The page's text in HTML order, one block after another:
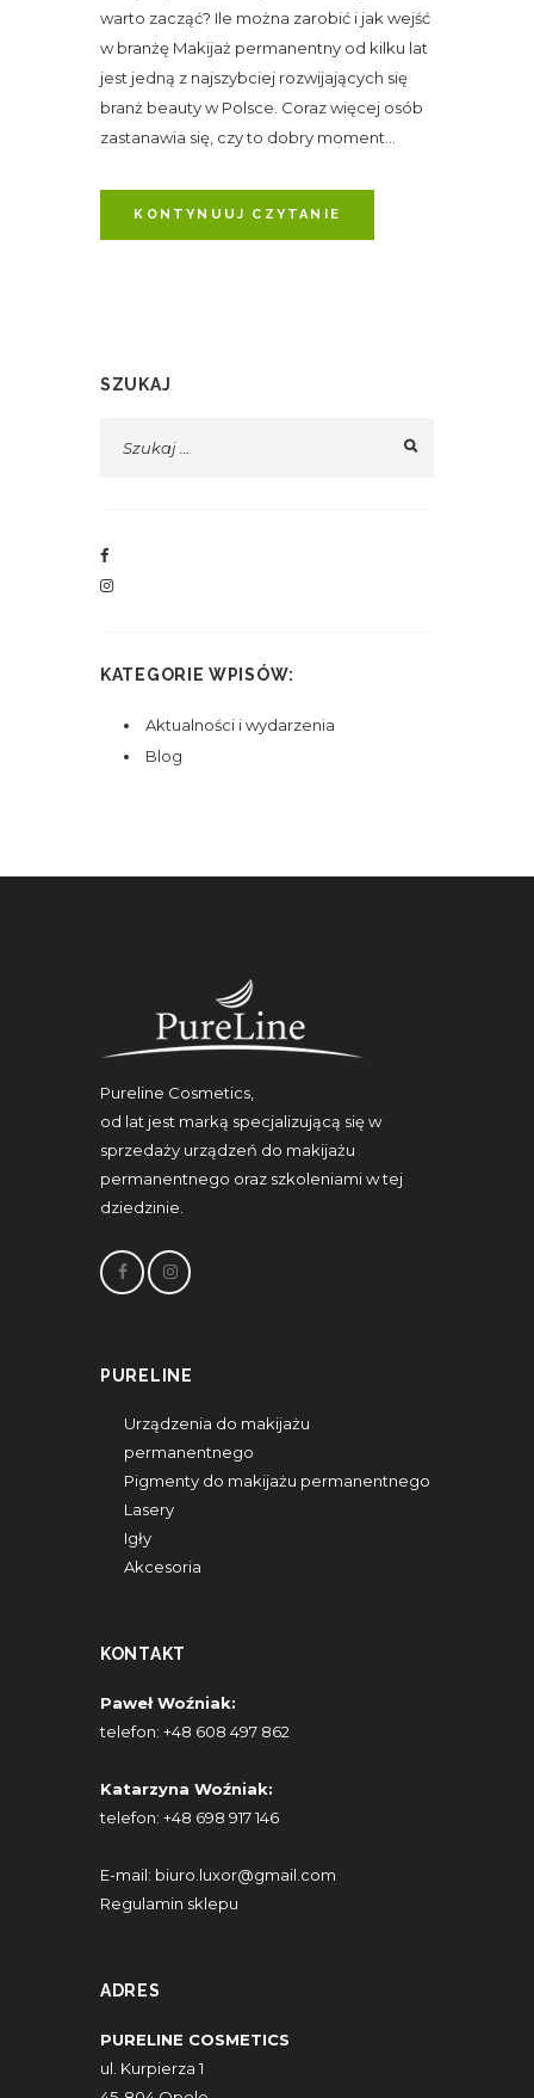
warto zacząć? Ile można zarobić i jak wejść
w branżę Makijaż permanentny od kilku lat
jest jedną z najszybciej rozwijających się
branż beauty w Polsce. Coraz więcej osób
zastanawia się, czy to dobry moment...
KONTYNUUJ CZYTANIE
SZUKAJ
KATEGORIE WPISÓW:
Aktualności i wydarzenia
Blog
Pureline Cosmetics,
od lat jest marką specjalizującą się w
sprzedaży urządzeń do makijażu
permanentnego oraz szkoleniami w tej
dziedzinie.
PURELINE
Urządzenia do makijażu
permanentnego
Pigmenty do makijażu permanentnego
Lasery
Igły
Akcesoria
KONTAKT
Paweł Woźniak:
telefon: +48 608 497 862
Katarzyna Woźniak:
telefon: +48 698 917 146
E-mail: biuro.luxor@gmail.com
Regulamin sklepu
ADRES
PURELINE COSMETICS
ul. Kurpierza 1